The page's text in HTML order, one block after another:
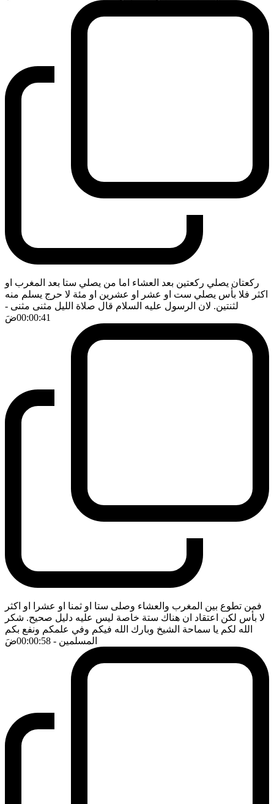
ركعتان يصلي ركعتين بعد العشاء اما من يصلي ستا بعد المغرب او
اكثر فلا بأس يصلي ست او عشر او عشرين او مئة لا حرج يسلم منه
لثنتين. لان الرسول عليه السلام قال صلاة الليل مثنى مثنى -
00:00:41ضَ
فمن تطوع بين المغرب والعشاء وصلى ستا او ثمنا او عشرا او اكثر
لا بأس لكن اعتقاد ان هناك ستة خاصة ليس عليه دليل صحيح. شكر
الله لكم يا سماحة الشيخ وبارك الله فيكم وفي علمكم ونفع بكم
المسلمين - 00:00:58 ضَ